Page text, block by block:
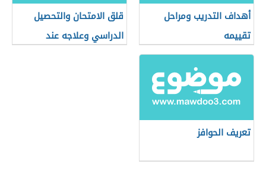
أهداف التدريب ومراحل
تقييمه
قلق الامتحان والتحصيل
الدراسي وعلاجه عند
تعريف الحوافز